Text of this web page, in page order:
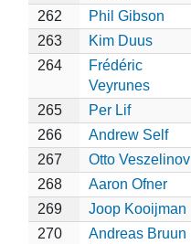
262 Phil Gibson
263
Kim Duus
264
Frédéric
Veyrunes
265 Per Lif
266
Andrew Self
267
Otto Veszelinov
268
Aaron Ofner
269
Joop Kooijman
270
Andreas Bruun